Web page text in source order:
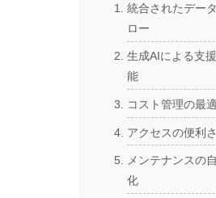
統合されたデー
ロー
生成AIによる支
能
コスト管理の最
アクセスの便利さ
メンテナンスの
化